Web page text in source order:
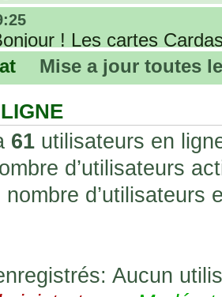
! Les cartes
commandées, sont
Cela fait partie de
à manipuler et à
ou la qualité de votre
de la même série
Mais en règle
ce type de carte.
de cette Hondan ?
Mise a jour toutes
61 utilisateurs en
d’utilisateurs
nombre d’utilisateurs
Aucun